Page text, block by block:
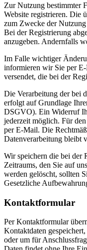
Zur Nutzung bestimmter
Website registrieren. Die
zum Zwecke der
Bei der Registrierung
anzugeben. Andernfalls
Im Falle wichtiger
informieren wir Sie per
versendet, die bei der
Die Verarbeitung der bei
erfolgt auf Grundlage
DSGVO). Ein Widerruf
jederzeit möglich. Für
per E-Mail. Die
Datenverarbeitung bleibt
Wir speichern die bei der
Zeitraums, den Sie auf
werden gelöscht, sollten
Gesetzliche
Kontaktformular
Per Kontaktformular
Kontaktdaten
oder um für